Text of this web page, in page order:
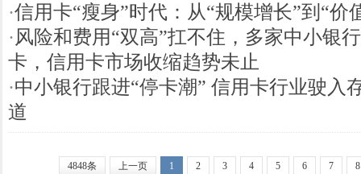
·信用卡“瘦身”时代：从“规模增长”到“价
·风险和费用“双高”扛不住，多家中小银
卡，信用卡市场收缩趋势未止
·中小银行跟进“停卡潮” 信用卡行业驶入
道
4848条 上一页 1 2 3 4 5 6 7 8